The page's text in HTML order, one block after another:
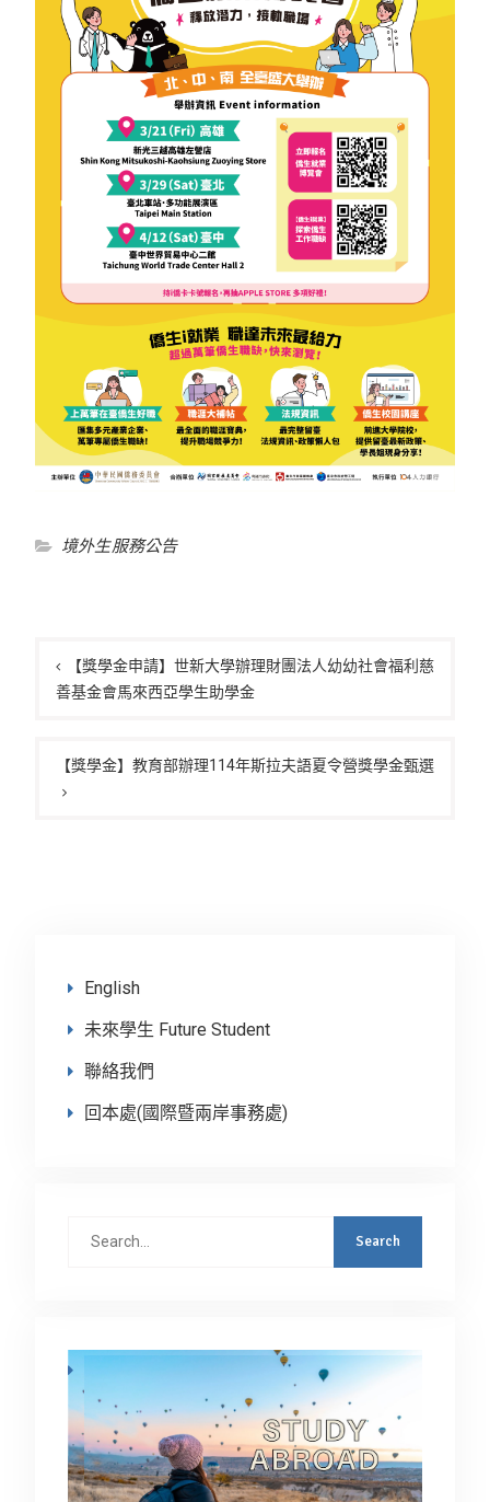
境外生服務公告
章
導
【獎學金申請】世新大學辦理財團法人幼幼社會福利慈
善基金會馬來西亞學生助學金
【獎學金】教育部辦理114年斯拉夫語夏令營獎學金甄選
English
未來學生 Future Student
聯絡我們
回本處(國際暨兩岸事務處)